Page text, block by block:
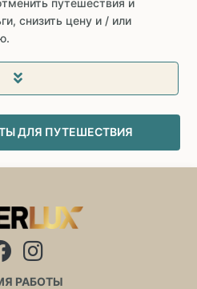
снизить цену и / или
ДЛЯ ПУТЕШЕСТВИЯ
РАБОТЫ